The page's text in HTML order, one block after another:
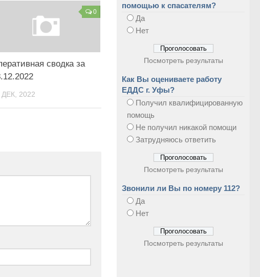
0
сводка за
ДЕК, 2022
помощью к спасателям?
Да
Нет
Посмотреть результаты
Как Вы оцениваете работу
ЕДДС г. Уфы?
Получил квалифицированную
помощь
Не получил никакой помощи
Затрудняюсь ответить
Посмотреть результаты
Звонили ли Вы по номеру 112?
Да
Нет
Посмотреть результаты